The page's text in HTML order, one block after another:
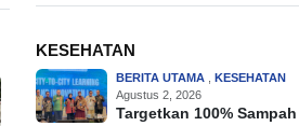
KESEHATAN
BERITA UTAMA , KESEHATAN
Agustus 2, 2026
Targetkan 100% Sampah